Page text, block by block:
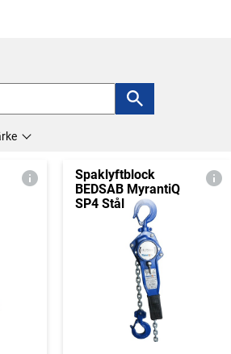
Spaklyftblock
BEDSAB MyrantiQ
SP4 Stål